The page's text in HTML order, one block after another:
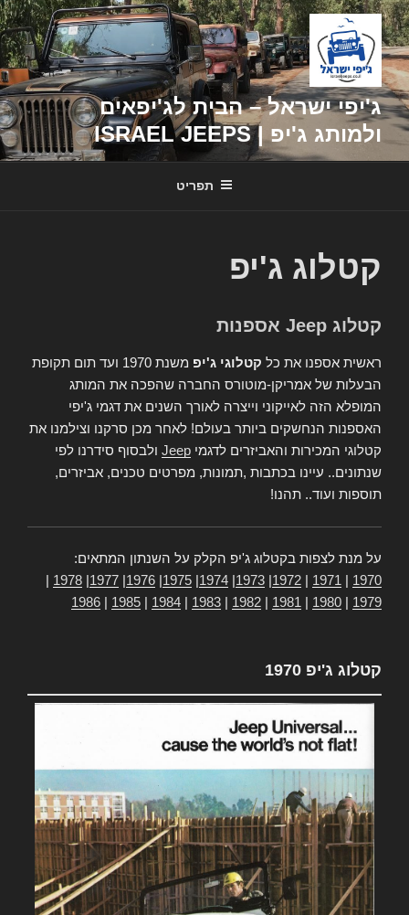
דילוג
לתוכן
ג'יפי ישראל – הבית לג'יפאים
ולמותג ג'יפ | ISRAEL JEEPS
תפריט
קטלוג ג'יפ
קטלוג Jeep אספנות
ראשית אספנו את כל קטלוגי ג'יפ
משנת 1970 ועד תום תקופת
הבעלות של אמריקן-מוטורס החברה שהפכה את המותג
המופלא הזה לאייקוני וייצרה לאורך השנים את דגמי ג'יפי
האספנות הנחשקים ביותר בעולם! לאחר מכן סרקנו וצילמנו את
קטלוגי המכירות והאביזרים לדגמי Jeep ולבסוף סידרנו לפי
שנתונים.. עיינו בכתבות ,תמונות, מפרטים טכנים, אביזרים,
תוספות ועוד.. תהנו!
על מנת לצפות בקטלוג ג'יפ הקלק על השנתון המתאים:
1970
1971
1972
1973
1974
1975
1976
1977
1978
1979
1980
1981
1982
1983
1984
1985
1986
קטלוג ג'יפ 1970